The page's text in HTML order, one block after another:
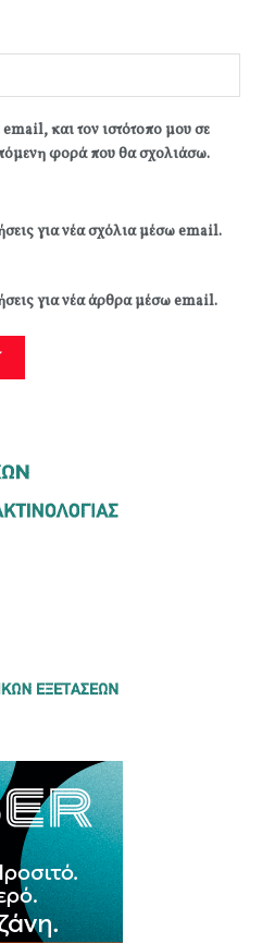
και τον ιστότοπο μου σε
φορά που θα σχολιάσω.
για νέα σχόλια μέσω email.
για νέα άρθρα μέσω email.